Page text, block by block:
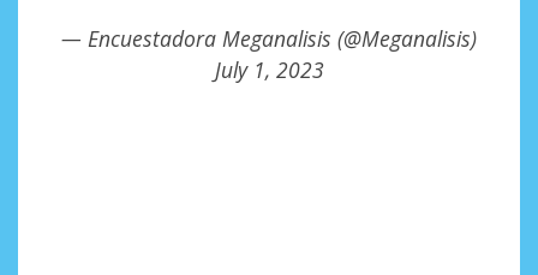
— Encuestadora Meganalisis (@Meganalisis)
July 1, 2023